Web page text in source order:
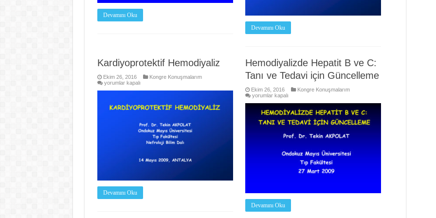
Devamını Oku
Devamını Oku
Kardiyoprotektif Hemodiyaliz
Ekim 26, 2016
Kongre Konuşmalarım
Kardiyoprotektif
yorumlar kapalı
Devamını Oku
Hemodiyalizde Hepatit B ve C:
Tanı ve Tedavi için Güncelleme
Ekim 26, 2016
Kongre Konuşmalarım
Hemodiyalizde
Tanı
yorumlar kapalı
Devamını Oku